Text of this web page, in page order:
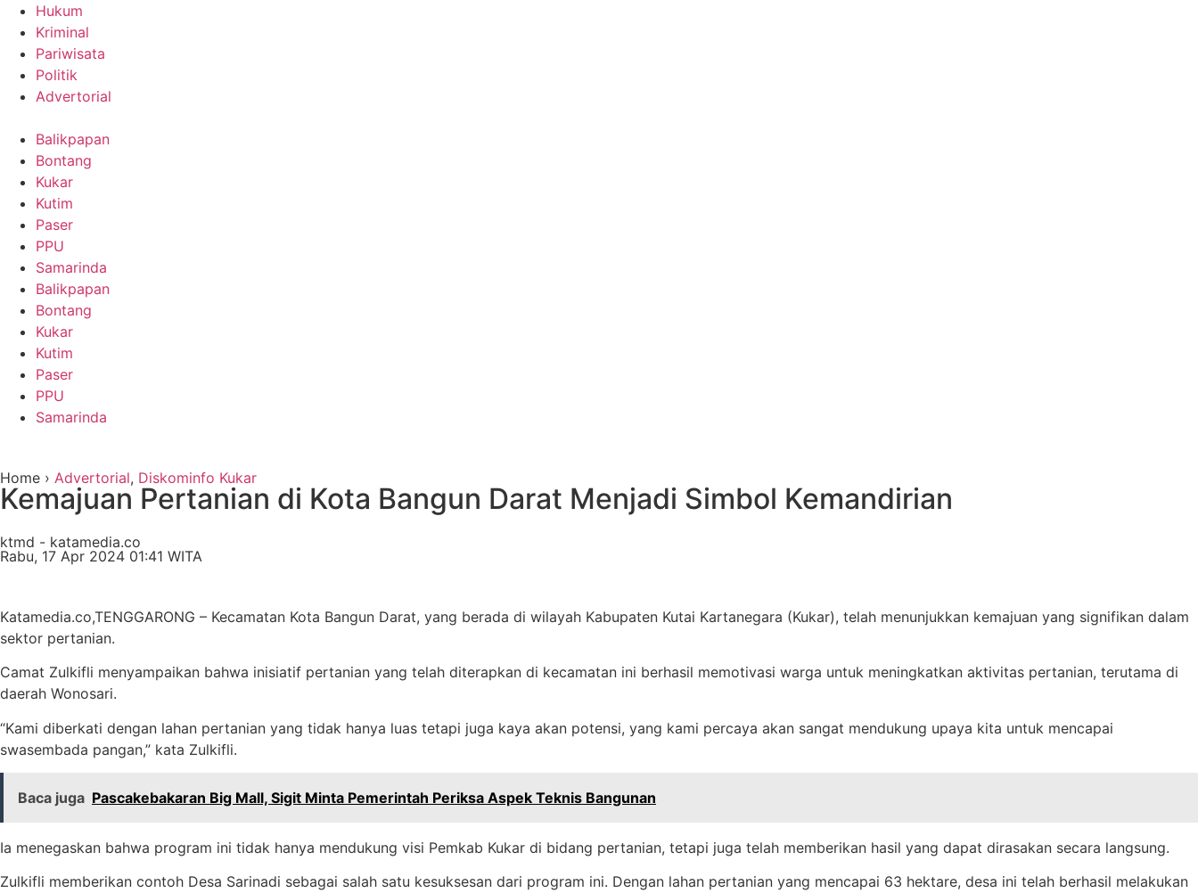
Hukum
Kriminal
Pariwisata
Politik
Advertorial
Balikpapan
Bontang
Kukar
Kutim
Paser
PPU
Samarinda
Balikpapan
Bontang
Kukar
Kutim
Paser
PPU
Samarinda
Home › Advertorial, Diskominfo Kukar
Kemajuan Pertanian di Kota Bangun Darat Menjadi Simbol Kemandirian
ktmd - katamedia.co
Rabu, 17 Apr 2024 01:41 WITA
Katamedia.co,TENGGARONG – Kecamatan Kota Bangun Darat, yang berada di wilayah Kabupaten Kutai Kartanegara (Kukar), telah menunjukkan kemajuan yang signifikan dalam
sektor pertanian.
Camat Zulkifli menyampaikan bahwa inisiatif pertanian yang telah diterapkan di kecamatan ini berhasil memotivasi warga untuk meningkatkan aktivitas pertanian, terutama di
daerah Wonosari.
“Kami diberkati dengan lahan pertanian yang tidak hanya luas tetapi juga kaya akan potensi, yang kami percaya akan sangat mendukung upaya kita untuk mencapai
swasembada pangan,” kata Zulkifli.
Baca juga Pascakebakaran Big Mall, Sigit Minta Pemerintah Periksa Aspek Teknis Bangunan
Ia menegaskan bahwa program ini tidak hanya mendukung visi Pemkab Kukar di bidang pertanian, tetapi juga telah memberikan hasil yang dapat dirasakan secara langsung.
Zulkifli memberikan contoh Desa Sarinadi sebagai salah satu kesuksesan dari program ini. Dengan lahan pertanian yang mencapai 63 hektare, desa ini telah berhasil melakukan